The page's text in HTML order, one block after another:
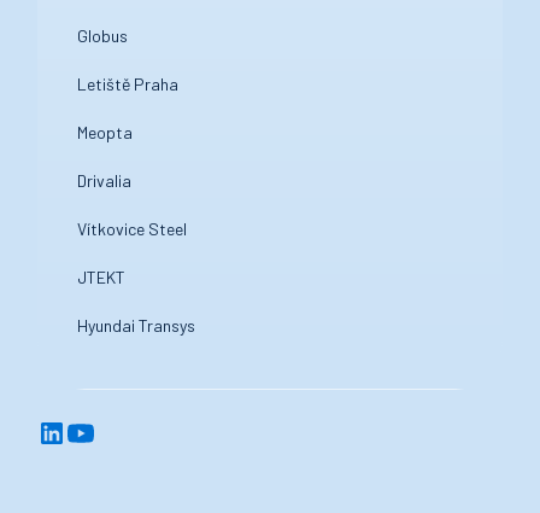
Globus
Letiště Praha
Meopta
Drivalia
Vítkovice Steel
JTEKT
Hyundai Transys